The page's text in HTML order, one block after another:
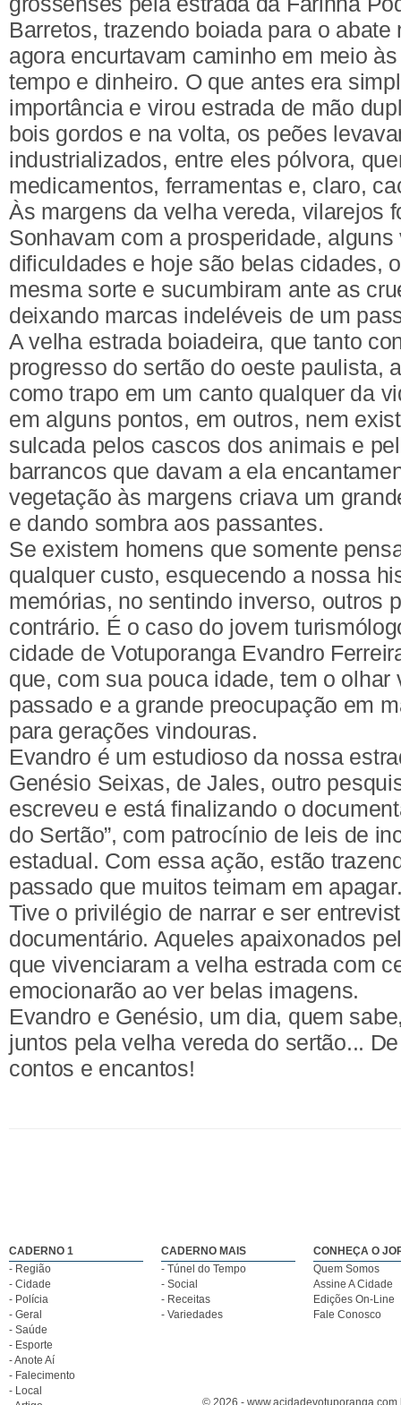
Barretos, trazendo boiada para o abate
agora encurtavam caminho em meio
tempo e dinheiro. O que antes era
importância e virou estrada de mão
bois gordos e na volta, os peões
industrializados, entre eles pólvora,
medicamentos, ferramentas e, claro,
Às margens da velha vereda, vilarejos
Sonhavam com a prosperidade,
dificuldades e hoje são belas cidades,
mesma sorte e sucumbiram ante as
deixando marcas indeléveis de um
A velha estrada boiadeira, que tanto
progresso do sertão do oeste paulista,
como trapo em um canto qualquer da
em alguns pontos, em outros, nem
sulcada pelos cascos dos animais e
barrancos que davam a ela
vegetação às margens criava um
e dando sombra aos passantes.
Se existem homens que somente
qualquer custo, esquecendo a nossa
memórias, no sentindo inverso, outros
contrário. É o caso do jovem
cidade de Votuporanga Evandro
que, com sua pouca idade, tem o olhar
passado e a grande preocupação em
para gerações vindouras.
Evandro é um estudioso da nossa
Genésio Seixas, de Jales, outro
escreveu e está finalizando o
do Sertão”, com patrocínio de leis de
estadual. Com essa ação, estão
passado que muitos teimam em
Tive o privilégio de narrar e ser
documentário. Aqueles apaixonados
que vivenciaram a velha estrada com
emocionarão ao ver belas imagens.
Evandro e Genésio, um dia, quem
juntos pela velha vereda do sertão...
contos e encantos!
CADERNO 1
- Região
- Cidade
- Polícia
- Geral
- Saúde
- Esporte
- Anote Aí
- Falecimento
- Local
CADERNO MAIS
- Túnel do Tempo
- Social
- Receitas
- Variedades
CONHEÇA O
Quem Somos
Assine A Cidade
Edições On-Line
Fale Conosco
© 2026 -